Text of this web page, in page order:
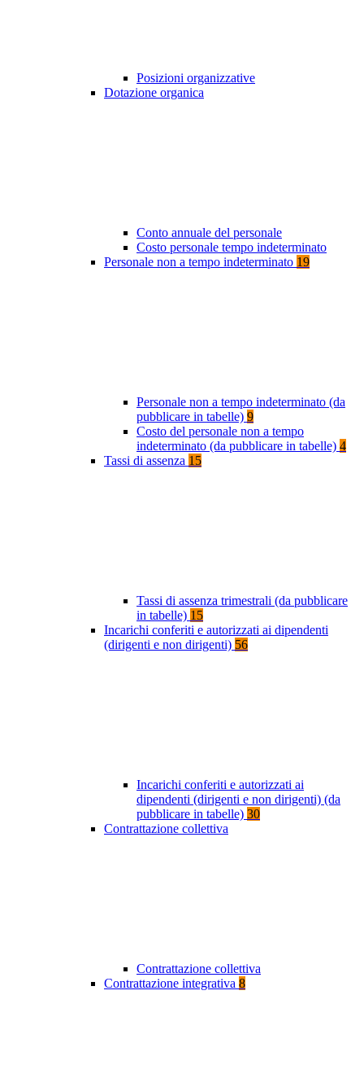
Posizioni organizzative
Dotazione organica
Conto annuale del personale
Costo personale tempo indeterminato
Personale non a tempo indeterminato 19
Personale non a tempo indeterminato (da
pubblicare in tabelle) 9
Costo del personale non a tempo
indeterminato (da pubblicare in tabelle) 4
Tassi di assenza 15
Tassi di assenza trimestrali (da pubblicare
in tabelle) 15
Incarichi conferiti e autorizzati ai dipendenti
(dirigenti e non dirigenti) 56
Incarichi conferiti e autorizzati ai
dipendenti (dirigenti e non dirigenti) (da
pubblicare in tabelle) 30
Contrattazione collettiva
Contrattazione collettiva
Contrattazione integrativa 8